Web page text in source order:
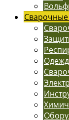
Сварочные